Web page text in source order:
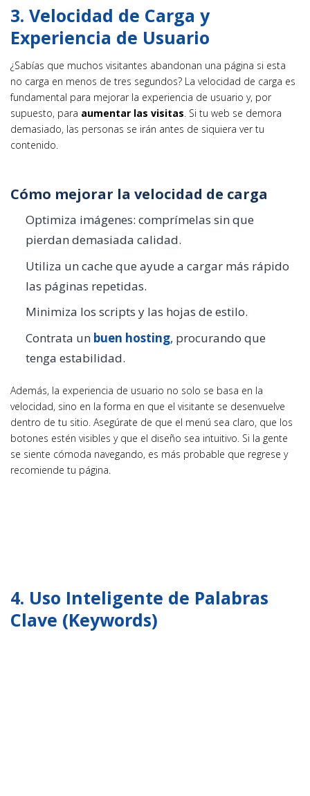
3. Velocidad de Carga y
Experiencia de Usuario
¿Sabías que muchos visitantes abandonan una página si esta
no carga en menos de tres segundos? La velocidad de carga es
fundamental para mejorar la experiencia de usuario y, por
supuesto, para aumentar las visitas. Si tu web se demora
demasiado, las personas se irán antes de siquiera ver tu
contenido.
Cómo mejorar la velocidad de carga
Optimiza imágenes: comprímelas sin que
pierdan demasiada calidad.
Utiliza un cache que ayude a cargar más rápido
las páginas repetidas.
Minimiza los scripts y las hojas de estilo.
Contrata un buen hosting, procurando que
tenga estabilidad.
Además, la experiencia de usuario no solo se basa en la
velocidad, sino en la forma en que el visitante se desenvuelve
dentro de tu sitio. Asegúrate de que el menú sea claro, que los
botones estén visibles y que el diseño sea intuitivo. Si la gente
se siente cómoda navegando, es más probable que regrese y
recomiende tu página.
4. Uso Inteligente de Palabras
Clave (Keywords)